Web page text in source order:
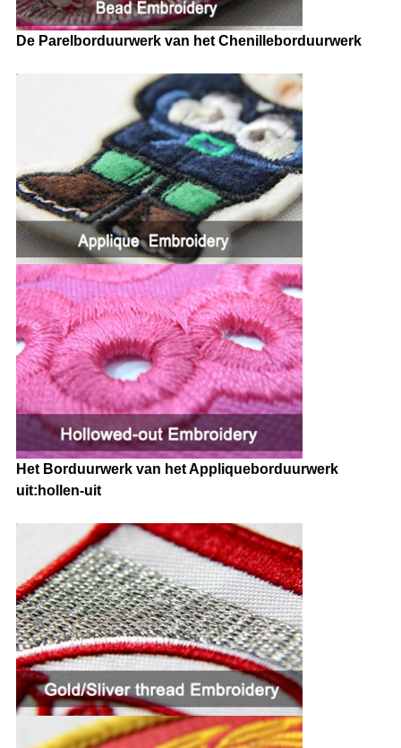
De Parelborduurwerk van het Chenilleborduurwerk
Het Borduurwerk van het Appliqueborduurwerk
uit:hollen-uit